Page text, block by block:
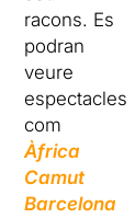
racons. Es
podran
veure
espectacles
com
Àfrica
Camut
Barcelona